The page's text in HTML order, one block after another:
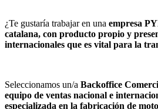
¿Te gustaría trabajar en una empresa
catalana, con producto propio y
internacionales que es vital para la
Seleccionamos un/a Backoffice
equipo de ventas nacional e
especializada en la fabricación de